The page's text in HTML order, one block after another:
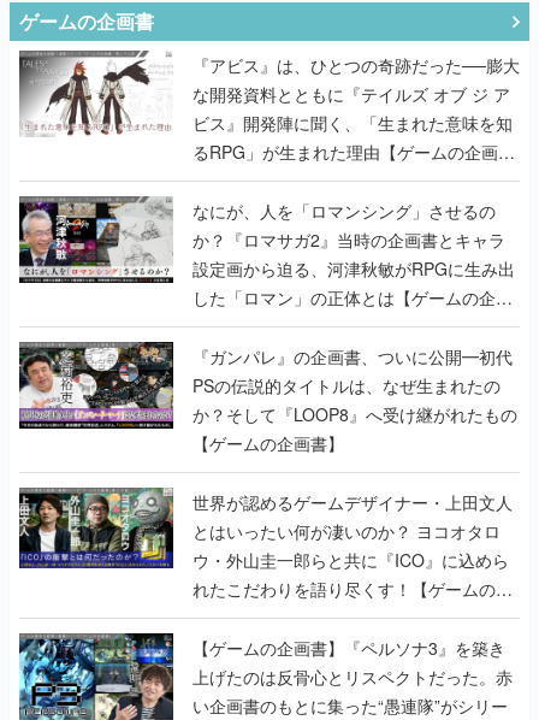
ゲームの企画書
『アビス』は、ひとつの奇跡だった──膨大
な開発資料とともに『テイルズ オブ ジ ア
ビス』開発陣に聞く、「生まれた意味を知
るRPG」が生まれた理由【ゲームの企画
書】
なにが、人を「ロマンシング」させるの
か？『ロマサガ2』当時の企画書とキャラ
設定画から迫る、河津秋敏がRPGに生み出
した「ロマン」の正体とは【ゲームの企画
書】
『ガンパレ』の企画書、ついに公開━初代
PSの伝説的タイトルは、なぜ生まれたの
か？そして『LOOP8』へ受け継がれたもの
【ゲームの企画書】
世界が認めるゲームデザイナー・上田文人
とはいったい何が凄いのか？ ヨコオタロ
ウ・外山圭一郎らと共に『ICO』に込めら
れたこだわりを語り尽くす！【ゲームの企
画書】
【ゲームの企画書】『ペルソナ3』を築き
上げたのは反骨心とリスペクトだった。赤
い企画書のもとに集った“愚連隊”がシリー